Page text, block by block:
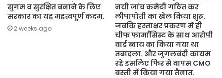
सुगम व सुरक्षित बनाने के लिए
सरकार का यह महत्वपूर्ण कदम.
2 weeks ago
नयी जांच कमेटी गठित कर
लीपापोती का खेल किया शुरू.
जबकि हस्ताक्षर प्रकरण में ही
चीफ फार्मासिस्ट के साथ आरोपी
वार्ड ब्वाय का किया गया था
तबादला. और जुगलबंदी कायम
रहे इसलिए फिर से वापस CMO
बस्ती में किया गया तैनात.